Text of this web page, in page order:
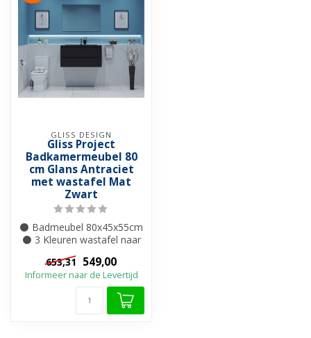
GLISS DESIGN
Gliss Project
Badkamermeubel 80
cm Glans Antraciet
met wastafel Mat
Zwart
⚫ Badmeubel 80x45x55cm
⚫ 3 Kleuren wastafel naar
keuze ⚫Kraangat naar
keuze ⚫ MD...
653,31 549,00
Informeer naar de Levertijd